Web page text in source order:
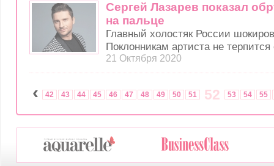
Сергей Лазарев показал
на пальце
Главный холостяк России
Поклонникам артиста не терпится
21 Октября 2020
‹ 42 43 44 45 46 47 48 49 50 51 52 53 54 55